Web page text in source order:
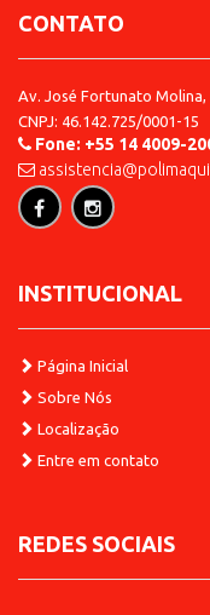
Detalhes
CONTATO
Av. José Fortunato Molina,
CNPJ: 46.142.725/0001-15
Fone: +55 14 4009-
INSTITUCIONAL
Página Inicial
Sobre Nós
Localização
Entre em contato
REDES SOCIAIS